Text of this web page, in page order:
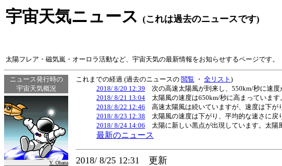
宇宙天気ニュース (これは過去のニュースです)
太陽フレア・磁気嵐・オーロラ活動など、宇宙天気の最新情報をお知らせするページです。
ニュース発行時の
宇宙天気概況
Y. Obana
これまでの経過 (過去のニュースの 閲覧 ・ 全リスト )
2018/ 8/20 12:39 次の高速太陽風が到来し、550km/秒に速度
2018/ 8/21 13:04 太陽風の速度は650km/秒に高まっています
2018/ 8/22 12:46 高速太陽風は続いていますが、速度は下が
2018/ 8/23 12:38 太陽風の速度は下がり、平均的な速さに戻
2018/ 8/24 14:06 太陽に新しい黒点が出現しています。太陽
最新のニュース
2018/ 8/25 12:31 更新